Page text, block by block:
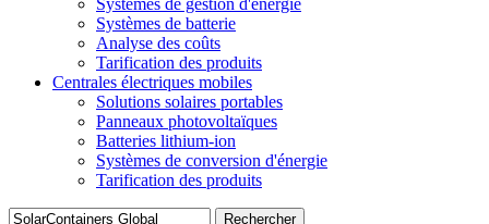
Systèmes de gestion d'énergie
Systèmes de batterie
Analyse des coûts
Tarification des produits
Centrales électriques mobiles
Solutions solaires portables
Panneaux photovoltaïques
Batteries lithium-ion
Systèmes de conversion d'énergie
Tarification des produits
Rechercher